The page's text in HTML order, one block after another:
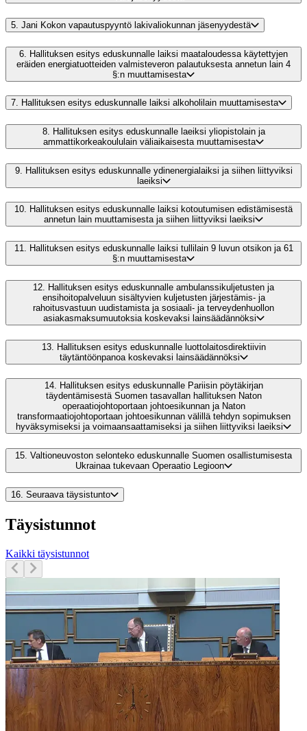
5. Jani Kokon vapautuspyyntö lakivaliokunnan jäsenyydestä
6. Hallituksen esitys eduskunnalle laiksi maataloudessa käytettyjen
eräiden energiatuotteiden valmisteveron palautuksesta annetun lain 4
§:n muuttamisesta
7. Hallituksen esitys eduskunnalle laiksi alkoholilain muuttamisesta
8. Hallituksen esitys eduskunnalle laeiksi yliopistolain ja
ammattikorkeakoululain väliaikaisesta muuttamisesta
9.
Hallituksen esitys eduskunnalle ydinenergialaiksi ja siihen liittyviksi
laeiksi
10. Hallituksen esitys eduskunnalle laiksi kotoutumisen edistämisestä
annetun lain muuttamisesta ja siihen liittyviksi laeiksi
11. Hallituksen esitys eduskunnalle laiksi tullilain 9 luvun otsikon ja 61
§:n muuttamisesta
12.
Hallituksen esitys eduskunnalle ambulanssikuljetusten ja
ensihoitopalveluun sisältyvien kuljetusten järjestämis- ja
rahoitusvastuun uudistamista ja sosiaali- ja terveydenhuollon
asiakasmaksumuutoksia koskevaksi lainsäädännöksi
13. Hallituksen esitys eduskunnalle luottolaitosdirektiivin
täytäntöönpanoa koskevaksi lainsäädännöksi
14. Hallituksen esitys eduskunnalle Pariisin pöytäkirjan
täydentämisestä Suomen tasavallan hallituksen Naton
operaatiojohtoportaan johtoesikunnan ja Naton
transformaatiojohtoportaan johtoesikunnan välillä tehdyn sopimuksen
hyväksymiseksi ja voimaansaattamiseksi ja siihen liittyviksi laeiksi
15. Valtioneuvoston selonteko eduskunnalle Suomen osallistumisesta
Ukrainaa tukevaan Operaatio Legioon
16. Seuraava täysistunto
Täysistunnot
Kaikki täysistunnot